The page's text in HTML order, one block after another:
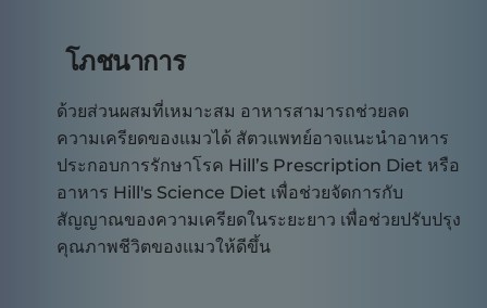
โภชนาการ
ด้วยส่วนผสมที่เหมาะสม อาหารสามารถช่วยลด
ความเครียดของแมวได้ สัตวแพทย์อาจแนะนำอาหาร
ประกอบการรักษาโรค Hill’s Prescription Diet หรือ
อาหาร Hill's Science Diet เพื่อช่วยจัดการกับ
สัญญาณของความเครียดในระยะยาว เพื่อช่วยปรับปรุง
คุณภาพชีวิตของแมวให้ดีขึ้น